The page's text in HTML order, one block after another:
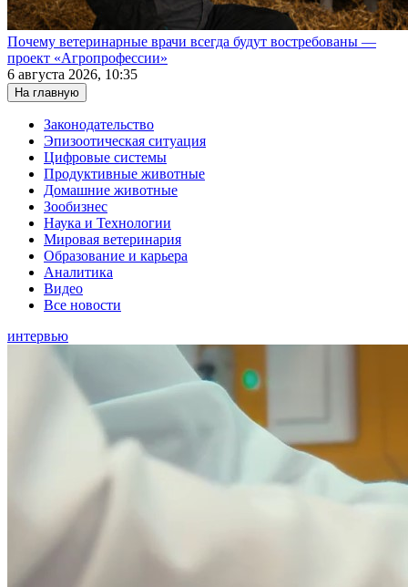
Почему ветеринарные врачи всегда будут востребованы —
проект «Агропрофессии»
6 августа 2026, 10:35
На главную
Законодательство
Эпизоотическая ситуация
Цифровые системы
Продуктивные животные
Домашние животные
Зообизнес
Наука и Технологии
Мировая ветеринария
Образование и карьера
Аналитика
Видео
Все новости
интервью